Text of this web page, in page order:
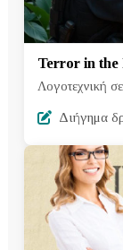
Terror in the
Λογοτεχνική
Διήγημα